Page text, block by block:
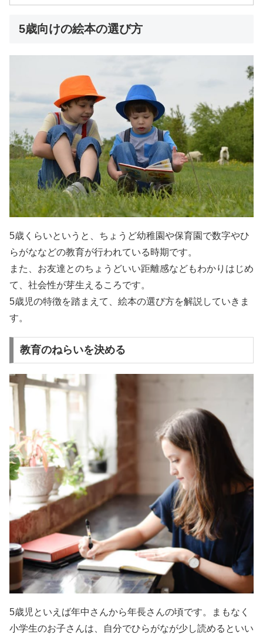
5歳向けの絵本の選び方
5歳くらいというと、ちょうど幼稚園や保育園で数字やひ
らがななどの教育が行われている時期です。
また、お友達とのちょうどいい距離感などもわかりはじめ
て、社会性が芽生えるころです。
5歳児の特徴を踏まえて、絵本の選び方を解説していきま
す。
教育のねらいを決める
5歳児といえば年中さんから年長さんの頃です。まもなく
小学生のお子さんは、自分でひらがなが少し読めるといい